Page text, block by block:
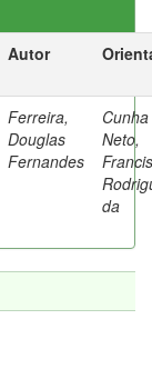
Autor
Ferreira,
Douglas
Fernandes
Cunha
Neto,
da